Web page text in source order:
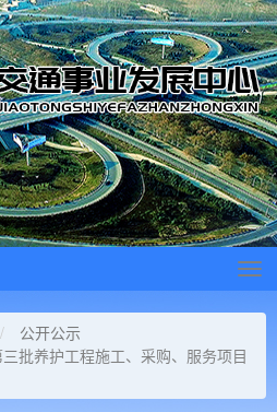
公开公示
批养护工程施工、采购、服务项目